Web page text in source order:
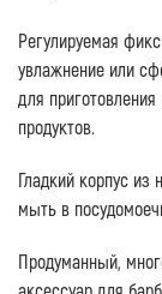
Регулируемая
увлажнение или
для
продуктов.
Гладкий корпус
мыть в
Продуманный,